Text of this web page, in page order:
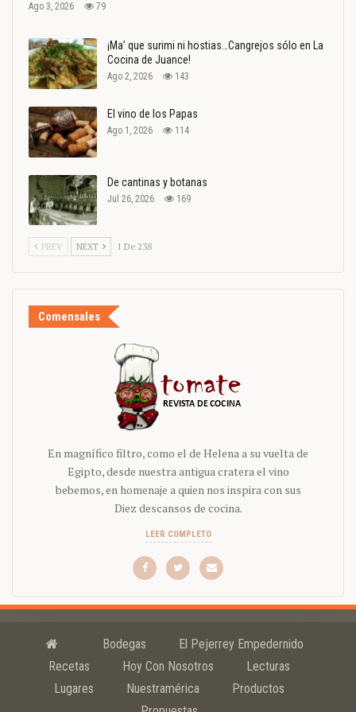
Ago 3, 2026 79
¡Ma’ que surimi ni hostias…Cangrejos sólo en La
Cocina de Juance!
Ago 2, 2026 143
El vino de los Papas
Ago 1, 2026 114
De cantinas y botanas
Jul 26, 2026 169
PREV NEXT 1 De 238
Comensales
En magnífico filtro, como el de Helena a su vuelta de
Egipto, desde nuestra antigua cratera el vino
bebemos, en homenaje a quien nos inspira con sus
Diez descansos de cocina.
LEER COMPLETO
Bodegas
El Pejerrey Empedernido
Recetas
Hoy Con Nosotros
Lecturas
Lugares
Nuestramérica
Productos